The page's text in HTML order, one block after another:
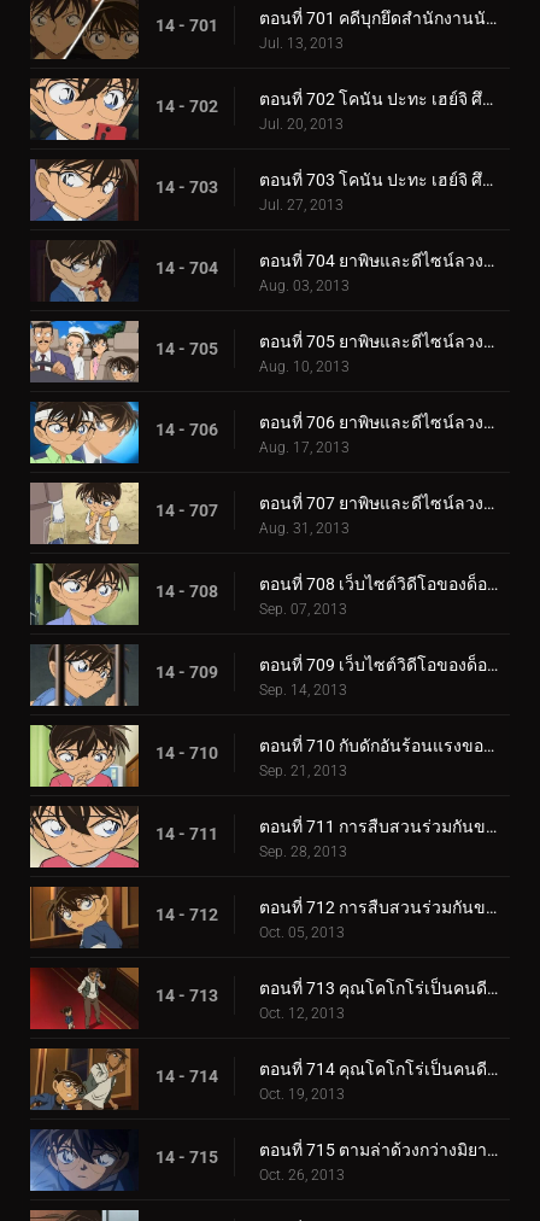
14 - 701 ตอนที่ 701 คดีบุกยึดสำนักงานนักสืบ (ตอน 3)
Jul. 13, 2013
14 - 702 ตอนที่ 702 โคนัน ปะทะ เฮย์จิ ศึกดวลสองนักสืบตะวันออกตะวันตก (ตอนพิเศษ 1) ยอดนักสืบจิ๋วโคนัน เดอะซี.
Jul. 20, 2013
14 - 703 ตอนที่ 703 โคนัน ปะทะ เฮย์จิ ศึกดวลสองนักสืบตะวันออกตะวันตก (ตอนพิเศษ 2) ยอดนักสืบจิ๋วโคนัน เดอะซี.
Jul. 27, 2013
14 - 704 ตอนที่ 704 ยาพิษและดีไซน์ลวงตา (ตอน 1)
Aug. 03, 2013
14 - 705 ตอนที่ 705 ยาพิษและดีไซน์ลวงตา (ตอน 2)
Aug. 10, 2013
14 - 706 ตอนที่ 706 ยาพิษและดีไซน์ลวงตา (ตอน 3)
Aug. 17, 2013
14 - 707 ตอนที่ 707 ยาพิษและดีไซน์ลวงตา (ตอน 4)
Aug. 31, 2013
14 - 708 ตอนที่ 708 เว็บไซต์วิดีโอของด็อกเตอร์ (ตอน 1)
Sep. 07, 2013
14 - 709 ตอนที่ 709 เว็บไซต์วิดีโอของด็อกเตอร์ (ตอน 2)
Sep. 14, 2013
14 - 710 ตอนที่ 710 กับดักอันร้อนแรงของช็อกโกล่า
Sep. 21, 2013
14 - 711 ตอนที่ 711 การสืบสวนร่วมกันของรักครั้งแรก (ตอน 1)
Sep. 28, 2013
14 - 712 ตอนที่ 712 การสืบสวนร่วมกันของรักครั้งแรก (ตอน 2)
Oct. 05, 2013
14 - 713 ตอนที่ 713 คุณโคโกโร่เป็นคนดี (ตอน 1)
Oct. 12, 2013
14 - 714 ตอนที่ 714 คุณโคโกโร่เป็นคนดี (ตอน 2)
Oct. 19, 2013
14 - 715 ตอนที่ 715 ตามล่าด้วงกว่างมิยามะ
Oct. 26, 2013